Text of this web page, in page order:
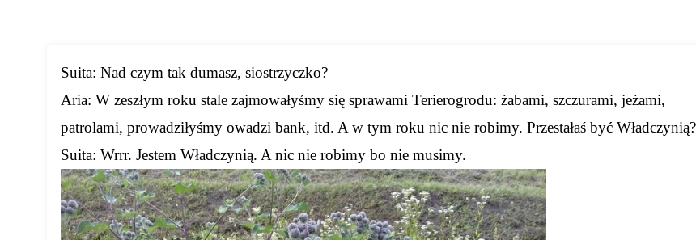
Suita: Nad czym tak dumasz, siostrzyczko?
Aria: W zeszłym roku stale zajmowałyśmy się sprawami Terierogrodu: żabami, szczurami, jeżami,
patrolami, prowadziłyśmy owadzi bank, itd. A w tym roku nic nie robimy. Przestałaś być Władczynią?
Suita: Wrrr. Jestem Władczynią. A nic nie robimy bo nie musimy.